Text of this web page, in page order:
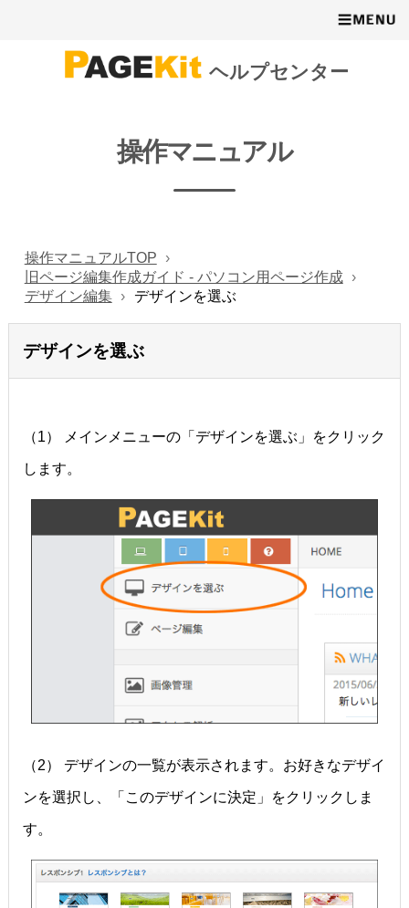
ヘルプセンター
操作マニュアル
操作マニュアルTOP
旧ページ編集作成ガイド - パソコン用ページ作成
デザイン編集
デザインを選ぶ
デザインを選ぶ
（1） メインメニューの「デザインを選ぶ」をクリック
します。
（2） デザインの一覧が表示されます。お好きなデザイ
ンを選択し、「このデザインに決定」をクリックしま
す。